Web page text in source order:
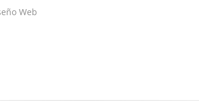
Web